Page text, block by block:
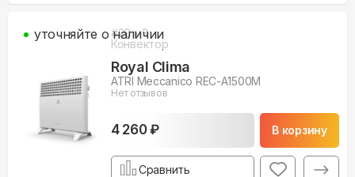
#20м3
Конвектор
Royal Clima
ATRI Meccanico REC-A1500M
Нет отзывов
4 260 ₽ В корзину
уточняйте о наличии
Сравнить